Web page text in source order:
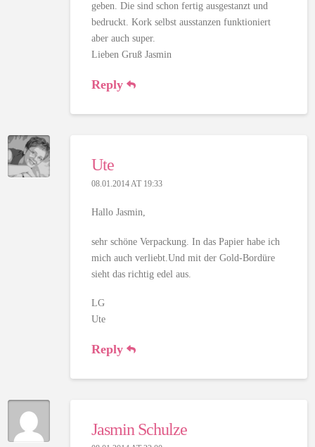
geben. Die sind schon fertig ausgestanzt und
bedruckt. Kork selbst ausstanzen funktioniert
aber auch super.
Lieben Gruß Jasmin
Reply
Ute
08.01.2014 AT 19:33
Hallo Jasmin,
sehr schöne Verpackung. In das Papier habe ich
mich auch verliebt.Und mit der Gold-Bordüre
sieht das richtig edel aus.
LG
Ute
Reply
Jasmin Schulze